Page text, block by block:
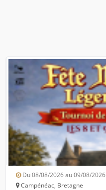
Du 08/08/2026 au 09/08/2026
Campénéac, Bretagne